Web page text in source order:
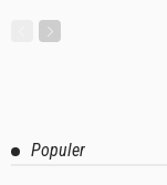
Populer